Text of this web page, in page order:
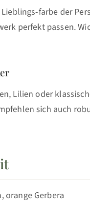
farbe der
perfekt passen.
Lilien oder
sich auch
orange Gerbera